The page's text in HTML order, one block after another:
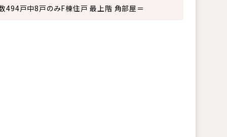
494戸中8戸のみF棟住戸 最上階 角部屋＝